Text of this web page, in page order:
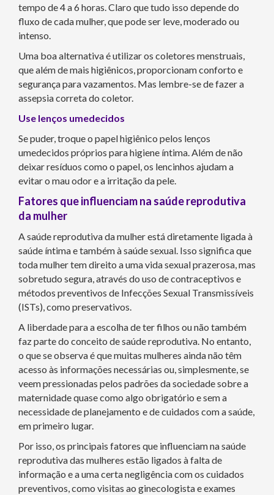
tempo de 4 a 6 horas. Claro que tudo isso depende do
fluxo de cada mulher, que pode ser leve, moderado ou
intenso.
Uma boa alternativa é utilizar os coletores menstruais,
que além de mais higiênicos, proporcionam conforto e
segurança para vazamentos. Mas lembre-se de fazer a
assepsia correta do coletor.
Use lenços umedecidos
Se puder, troque o papel higiênico pelos lenços
umedecidos próprios para higiene íntima. Além de não
deixar resíduos como o papel, os lencinhos ajudam a
evitar o mau odor e a irritação da pele.
Fatores que influenciam na saúde reprodutiva
da mulher
A saúde reprodutiva da mulher está diretamente ligada à
saúde íntima e também à saúde sexual. Isso significa que
toda mulher tem direito a uma vida sexual prazerosa, mas
sobretudo segura, através do uso de contraceptivos e
métodos preventivos de Infecções Sexual Transmissíveis
(ISTs), como preservativos.
A liberdade para a escolha de ter filhos ou não também
faz parte do conceito de saúde reprodutiva. No entanto,
o que se observa é que muitas mulheres ainda não têm
acesso às informações necessárias ou, simplesmente, se
veem pressionadas pelos padrões da sociedade sobre a
maternidade quase como algo obrigatório e sem a
necessidade de planejamento e de cuidados com a saúde,
em primeiro lugar.
Por isso, os principais fatores que influenciam na saúde
reprodutiva das mulheres estão ligados à falta de
informação e a uma certa negligência com os cuidados
preventivos, como visitas ao ginecologista e exames